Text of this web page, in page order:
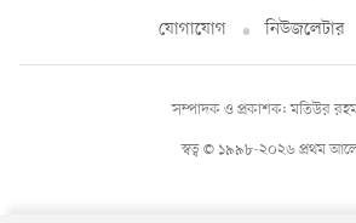
যোগাযোগ
নিউজলেটার
স্বত্ব © ১৯৯৮-২০২৬ প্রথম
সম্পাদক ও প্রকাশক: মতিউর